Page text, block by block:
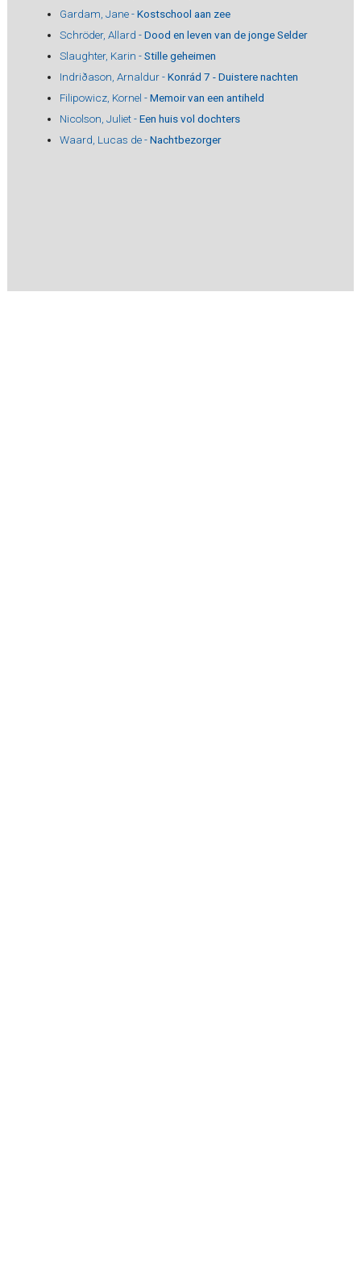
Gardam, Jane -Kostschool aan zee
Schröder, Allard -Dood en leven van de jonge Selder
Slaughter, Karin -Stille geheimen
Indriðason, Arnaldur -Konrád 7 - Duistere nachten
Filipowicz, Kornel -Memoir van een antiheld
Nicolson, Juliet -Een huis vol dochters
Waard, Lucas de -Nachtbezorger